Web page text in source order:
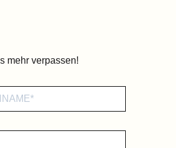
mehr verpassen!